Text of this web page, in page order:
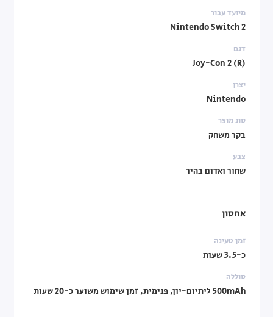
מיועד עבור
Nintendo Switch 2
דגם
Joy-Con 2 (R)
יצרן
Nintendo
סוג מוצר
בקר משחק
צבע
שחור ואדום בהיר
אחסון
זמן טעינה
כ-3.5 שעות
סוללה
500mAh ליתיום-יון, פנימית, זמן שימוש משוער כ-20 שעות